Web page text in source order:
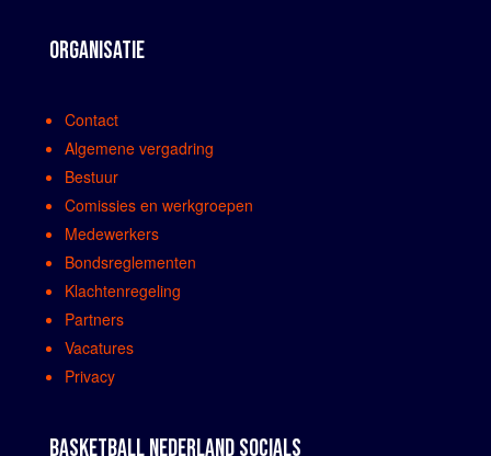
ORGANISATIE
Contact
Algemene vergadring
Bestuur
Comissies en werkgroepen
Medewerkers
Bondsreglementen
Klachtenregeling
Partners
Vacatures
Privacy
BASKETBALL NEDERLAND SOCIALS